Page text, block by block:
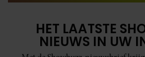
HET LAATSTE
NIEUWS IN UW